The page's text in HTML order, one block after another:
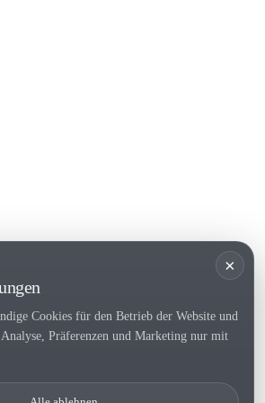
×
Cookies für den Betrieb der Website und
Präferenzen und Marketing nur mit